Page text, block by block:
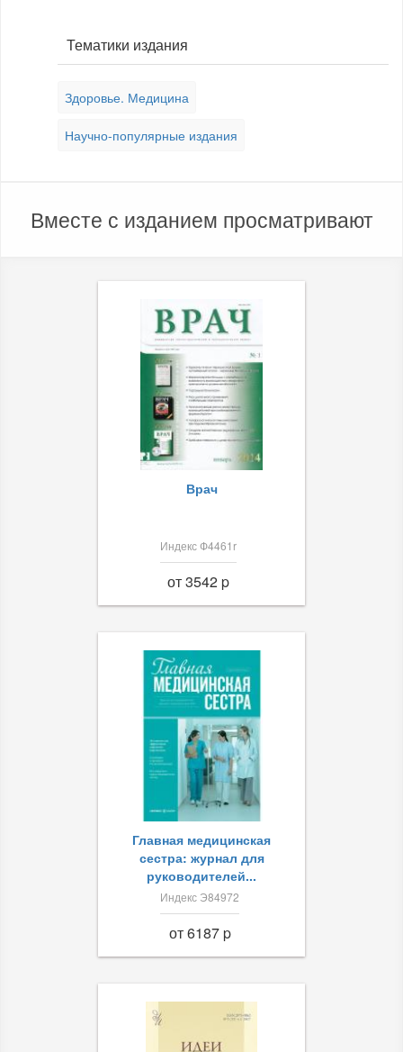
Тематики издания
Здоровье. Медицина
Научно-популярные издания
Вместе с изданием просматривают
Врач
Индекс Ф4461r
от 3542 p
Главная медицинская
сестра: журнал для
руководителей...
Индекс Э84972
от 6187 p